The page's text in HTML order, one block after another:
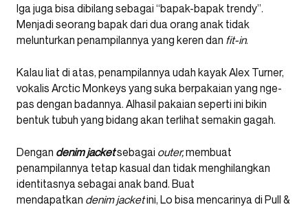
Iga juga bisa dibilang sebagai “bapak-bapak trendy”.
Menjadi seorang bapak dari dua orang anak tidak
melunturkan penampilannya yang keren dan fit-in.
Kalau liat di atas, penampilannya udah kayak Alex Turner,
vokalis Arctic Monkeys yang suka berpakaian yang nge-
pas dengan badannya. Alhasil pakaian seperti ini bikin
bentuk tubuh yang bidang akan terlihat semakin gagah.
Dengan denim jacketsebagai outer,membuat
penampilannya tetap kasual dan tidak menghilangkan
identitasnya sebagai anak band. Buat
mendapatkan denim jacketini, Lo bisa mencarinya di Pull &